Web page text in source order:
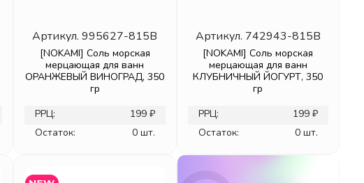
Артикул.995627-815B
[NOKAMI] Соль морская
мерцающая для ванн
ОРАНЖЕВЫЙ ВИНОГРАД, 350
гр
РРЦ:
199 ₽
Остаток:
0 шт.
Артикул. 742943-815B
[NOKAMI] Соль морская
мерцающая для ванн
КЛУБНИЧНЫЙ ЙОГУРТ, 350
гр
РРЦ:
199 ₽
Остаток:
0 шт.